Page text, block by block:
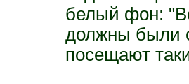
белый фон:
должны были
посещают